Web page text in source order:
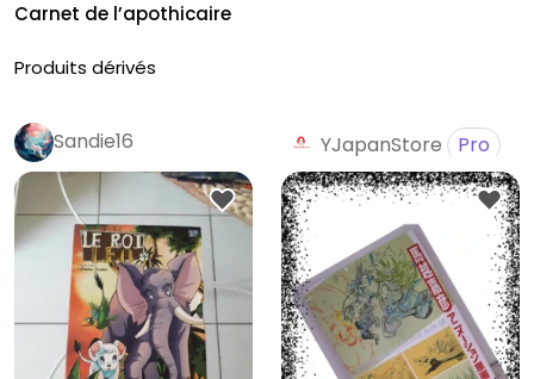
Carnet de l’apothicaire
Produits dérivés
Sandie16 YJapanStore Pro